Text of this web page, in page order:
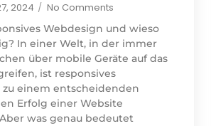
2024 / No Comments
Webdesign und wieso
In einer Welt, in der immer
über mobile Geräte auf das
ist responsives
einem entscheidenden
Erfolg einer Website
was genau bedeutet